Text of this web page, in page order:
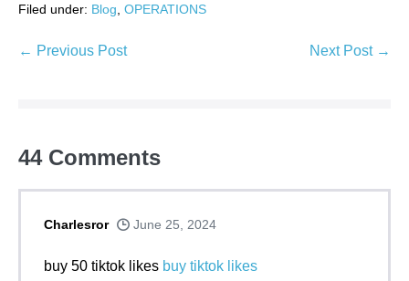
Filed under: Blog OPERATIONS
Post
← Previous Post Next Post →
44Comments
Charlesror June 25, 2024
buy 50 tiktok likes buy tiktok likes